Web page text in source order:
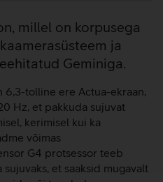
millel on korpusega
ja
Geminiga.
6,3-tolline ere Actua-ekraan,
Hz, et pakkuda sujuvat
kerimisel kui ka
võimas
G4 protsessor teeb
et saaksid mugavalt